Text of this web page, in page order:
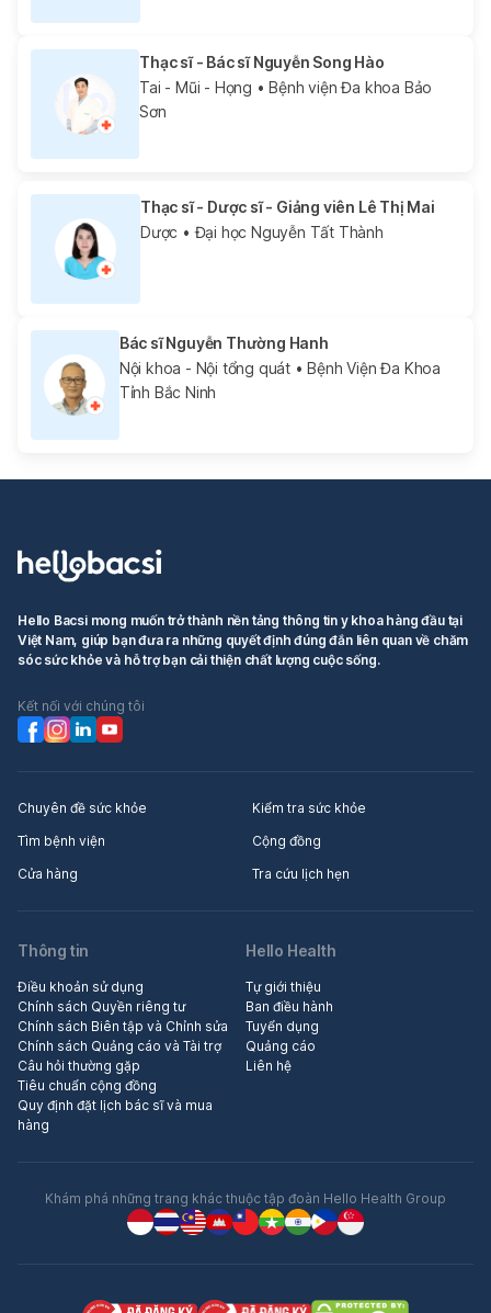
Thạc sĩ - Bác sĩ Nguyễn Song Hào
Tai - Mũi - Họng • Bệnh viện Đa khoa Bảo
Sơn
Thạc sĩ - Dược sĩ - Giảng viên Lê Thị Mai
Dược • Đại học Nguyễn Tất Thành
Bác sĩ Nguyễn Thường Hanh
Nội khoa - Nội tổng quát• Bệnh Viện Đa Khoa
Tỉnh Bắc Ninh
Hello Bacsi mong muốn trở thành nền tảng thông tin y khoa hàng đầu tại
Việt Nam, giúp bạn đưa ra những quyết định đúng đắn liên quan về chăm
sóc sức khỏe và hỗ trợ bạn cải thiện chất lượng cuộc sống.
Kết nối với chúng tôi
Chuyên đề sức khỏe
Kiểm tra sức khỏe
Tìm bệnh viện
Cộng đồng
Cửa hàng
Tra cứu lịch hẹn
Thông tin
Điều khoản sử dụng
Chính sách Quyền riêng tư
Chính sách Biên tập và Chỉnh sửa
Chính sách Quảng cáo và Tài trợ
Câu hỏi thường gặp
Tiêu chuẩn cộng đồng
Quy định đặt lịch bác sĩ và mua
hàng
Hello Health
Tự giới thiệu
Ban điều hành
Tuyển dụng
Quảng cáo
Liên hệ
Khám phá những trang khác thuộc tập đoàn Hello Health Group